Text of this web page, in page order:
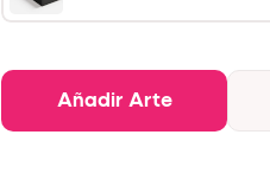
Añadir Arte